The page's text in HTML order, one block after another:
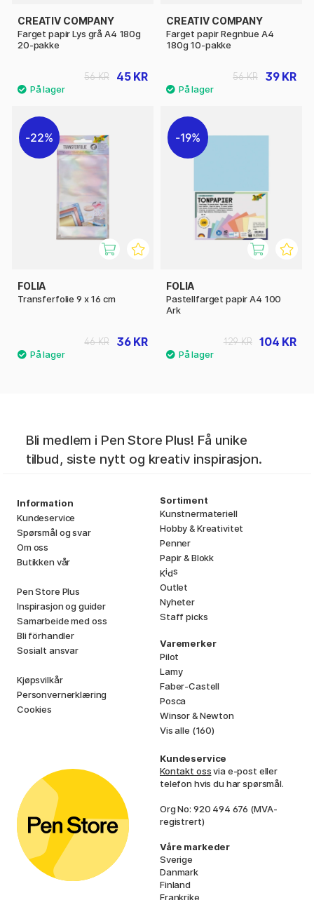
CREATIV COMPANY
Farget papir Lys grå A4 180g
20-pakke
45 KR
56 KR
CREATIV COMPANY
Farget papir Regnbue A4
180g 10-pakke
39 KR
56 KR
22%
FOLIA
Transferfolie 9 x 16 cm
36 KR
46 KR
19%
FOLIA
Pastellfarget papir A4 100
Ark
104 KR
129 KR
Bli medlem i Pen Store Plus! Få unike
tilbud, siste nytt og kreativ inspirasjon.
Information
Kundeservice
Spørsmål og svar
Om oss
Butikken vår
Pen Store Plus
Inspirasjon og guider
Samarbeide med oss
Bli förhandler
Sosialt ansvar
Kjøpsvilkår
Personvernerklæring
Cookies
Sortiment
Kunstnermateriell
Hobby & Kreativitet
Penner
Papir & Blokk
Kids
Outlet
Nyheter
Staff picks
Varemerker
Pilot
Lamy
Faber-Castell
Posca
Winsor & Newton
Vis alle (160)
Kundeservice
Kontakt ossvia e-post eller
telefon hvis du har spørsmål.
Org No: 920 494 676 (MVA-
registrert)
Våre markeder
Sverige
Danmark
Finland
Frankrike